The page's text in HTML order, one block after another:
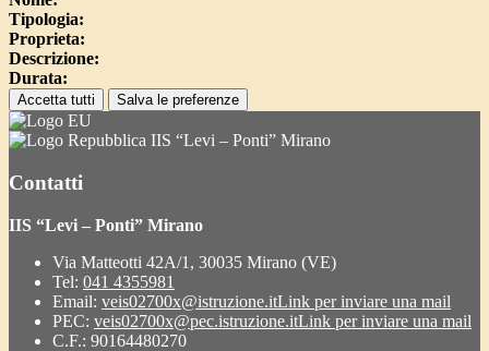
Tipologia:
Proprieta:
Descrizione:
Durata:
Accetta tutti Salva le preferenze
IIS “Levi – Ponti” Mirano
Contatti
IIS “Levi – Ponti” Mirano
Via Matteotti 42A/1, 30035 Mirano (VE)
Tel: 041 4355981
Email: veis02700x@istruzione.itLink per inviare una mail
PEC: veis02700x@pec.istruzione.itLink per inviare una mail
C.F.: 90164480270